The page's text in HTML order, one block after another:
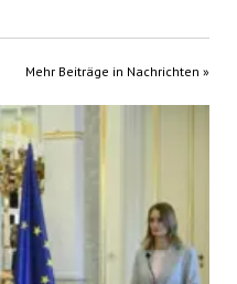
Mehr Beiträge in Nachrichten »